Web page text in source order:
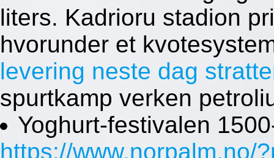
liters. Kadrioru stadion
hvorunder et
levering neste dag
spurtkamp verken
Yoghurt-festivalen
https://www.norpalm.no/